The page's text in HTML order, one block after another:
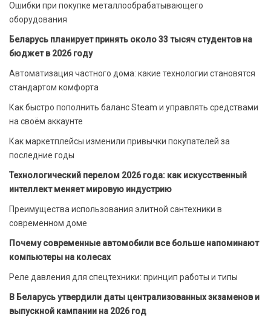
Ошибки при покупке металлообрабатывающего
оборудования
Беларусь планирует принять около 33 тысяч студентов на
бюджет в 2026 году
Автоматизация частного дома: какие технологии становятся
стандартом комфорта
Как быстро пополнить баланс Steam и управлять средствами
на своём аккаунте
Как маркетплейсы изменили привычки покупателей за
последние годы
Технологический перелом 2026 года: как искусственный
интеллект меняет мировую индустрию
Преимущества использования элитной сантехники в
современном доме
Почему современные автомобили все больше напоминают
компьютеры на колесах
Реле давления для спецтехники: принцип работы и типы
В Беларусь утвердили даты централизованных экзаменов и
выпускной кампании на 2026 год